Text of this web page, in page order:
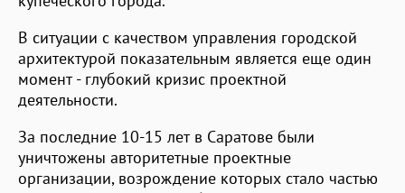
В ситуации с качеством управления городской
архитектурой показательным является еще один
момент - глубокий кризис проектной
деятельности.
За последние 10-15 лет в Саратове были
уничтожены авторитетные проектные
организации, возрождение которых стало частью